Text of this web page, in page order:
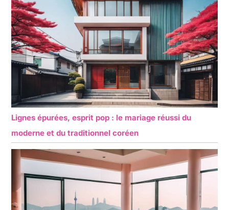
Lignes épurées, esprit pop : le mariage réussi du
moderne et du traditionnel coréen